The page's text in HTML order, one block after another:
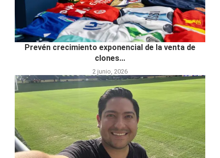
Prevén crecimiento exponencial de la venta de
clones...
2 junio, 2026